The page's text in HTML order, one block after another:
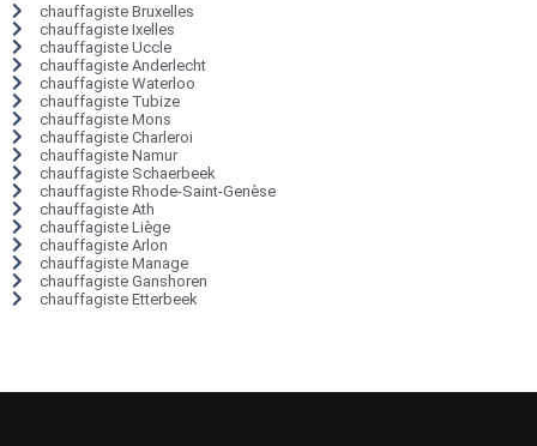
chauffagiste Bruxelles
chauffagiste Ixelles
chauffagiste Uccle
chauffagiste Anderlecht
chauffagiste Waterloo
chauffagiste Tubize
chauffagiste Mons
chauffagiste Charleroi
chauffagiste Namur
chauffagiste Schaerbeek
chauffagiste Rhode-Saint-Genèse
chauffagiste Ath
chauffagiste Liège
chauffagiste Arlon
chauffagiste Manage
chauffagiste Ganshoren
chauffagiste Etterbeek